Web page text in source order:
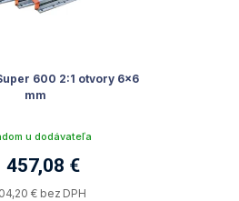
600 2:1 otvory 6x6
mm
u dodávateľa
457,08 €
€ bez DPH